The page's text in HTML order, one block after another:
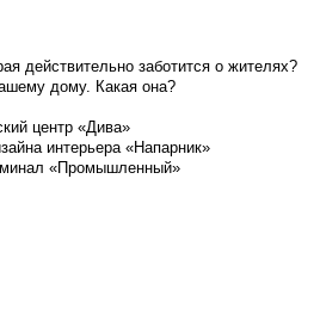
действительно заботится о жителях?
дому. Какая она?
центр «Дива»
интерьера «Напарник»
«Промышленный»